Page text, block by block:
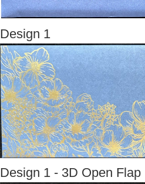
Design 1
Design 1 - 3D Open Flap